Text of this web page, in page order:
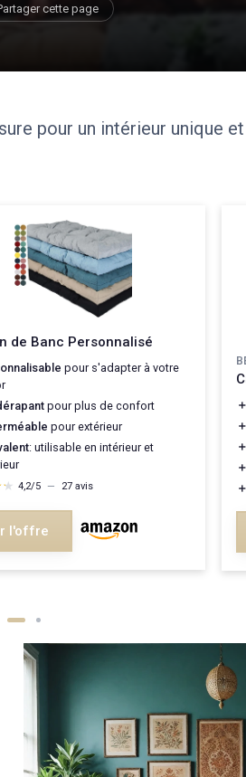
cette page
pour un intérieur unique
de Banc Personnalisé
pour s'adapter à votre
pour plus de confort
pour extérieur
: utilisable en intérieur et
4,2/5 — 27 avis
l'offre
＋
＋
＋
＋
＋